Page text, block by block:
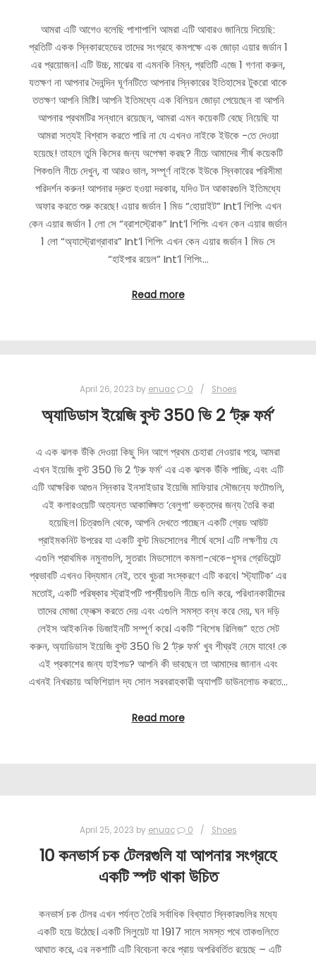
আমরা এটি আগেও বলেছি পাশাপাশি আমরা এটি আবারও জানিয়ে দিয়েছি:
প্রতিটি একক স্নিকারহেডের তাদের সংগ্রহে কমপক্ষে এক জোড়া এয়ার জর্ডান 1
এর প্রয়োজন। এটি উচ্চ, মাঝের বা এমনকি নিম্ন, প্রতিটি এজে 1 গণনা করুন,
যতক্ষণ না আপনার দৈনন্দিন ঘূর্ণনটিতে আপনার স্নিকারের ইতিহাসের টুকরো থাকে
ততক্ষণ আপনি মিষ্টি। আপনি ইতিমধ্যে এক বিলিয়ন জোড়া পেয়েছেন বা আপনি
আপনার প্রথমটির সন্ধানে রয়েছেন, আমরা এমন কয়েকটি বেছে নিয়েছি যা
আমরা সত্যই বিশ্বাস করতে পারি না যে এখনও নাইকে ইউকে -তে দেওয়া
হয়েছে! তাহলে তুমি কিসের জন্য অপেক্ষা করছ? নীচে আমাদের শীর্ষ কয়েকটি
পিকগুলি নীচে দেখুন, বা আরও ভাল, সম্পূর্ণ নাইকে ইউকে স্নিকারের পরিসীমা
পরিদর্শন করুন! আপনার দ্রুত হওয়া দরকার, যদিও টন আকারগুলি ইতিমধ্যে
অফার করতে শুরু করেছে! এয়ার জর্ডান 1 মিড “হোয়াইট” Int’l শিপিং এখন
কেন এয়ার জর্ডান 1 লো সে “ব্রাশস্ট্রোক” Int’l শিপিং এখন কেন এয়ার জর্ডান
1 লো “অ্যাস্ট্রোগ্রাবার” Int’l শিপিং এখন কেন এয়ার জর্ডান 1 মিড সে
“হাইপার রয়েল” Int’l শিপিং…
Read more
April 26, 2023 by enuac 0 Shoes
অ্যাডিডাস ইয়েজি বুস্ট 350 ভি 2 ‘ট্রু ফর্ম’
এ এক ঝলক উঁকি দেওয়া কিছু দিন আগে প্রথম চেহারা নেওয়ার পরে, আমরা
এখন ইয়েজি বুস্ট 350 ভি 2 ‘ট্রু ফর্ম’ এর এক ঝলক উঁকি পাচ্ছি, এবং এটি
এটি আক্ষরিক আগুন স্নিকার ইনসাইডার ইয়েজি মাফিয়ার সৌজন্যে ফটোগুলি,
এই কলারওয়েটি অত্যন্ত আকাঙ্ক্ষিত ‘বেলুগা’ ভক্তদের জন্য তৈরি করা
হয়েছিল। চিত্রগুলি থেকে, আপনি দেখতে পাচ্ছেন একটি গ্রেড আউট
প্রাইমকনিট উপরের যা একটি বুস্ট মিডসোলের শীর্ষে বসে। এটি লক্ষণীয় যে
এগুলি প্রাথমিক নমুনাগুলি, সুতরাং মিডসোলে কমলা-থেকে-ধূসর গ্রেডিয়েন্ট
প্রভাবটি এখনও বিদ্যমান নেই, তবে খুচরা সংস্করণে এটি করবে। ‘স্ট্যাটিক’ এর
মতোই, একটি পরিষ্কার স্ট্রাইপটি পার্শ্বীয়গুলি নীচে গুলি করে, পরিধানকারীদের
তাদের মোজা ফ্লেক্স করতে দেয় এবং এগুলি সমস্ত বন্ধ করে দেয়, ঘন দড়ি
লেইস আইকনিক ডিজাইনটি সম্পূর্ণ করে। একটি “বিশেষ রিলিজ” হতে সেট
করুন, অ্যাডিডাস ইয়েজি বুস্ট 350 ভি 2 ‘ট্রু ফর্ম’ খুব শীঘ্রই নেমে যাবে! কে
এই প্রকাশের জন্য হাইপড? আপনি কী ভাবছেন তা আমাদের জানান এবং
এখনই নিখরচায় অফিশিয়াল দ্য সোল সরবরাহকারী অ্যাপটি ডাউনলোড করতে…
Read more
April 25, 2023 by enuac 0 Shoes
10 কনভার্স চক টেলরগুলি যা আপনার সংগ্রহে
একটি স্পট থাকা উচিত
কনভার্স চক টেলর এখন পর্যন্ত তৈরি সর্বাধিক বিখ্যাত স্নিকারগুলির মধ্যে
একটি হয়ে উঠেছে। একটি সিলুয়েট যা 1917 সালে সমস্ত পথে তাকগুলিতে
আঘাত করে, এর নকশাটি এটি বিবেচনা করে প্রায় অপরিবর্তিত রয়েছে – এটি